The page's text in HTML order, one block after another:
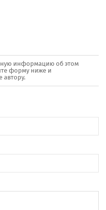
информацию об этом
форму ниже и
автору.